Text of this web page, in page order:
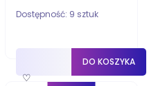
Dostępność: 9 sztuk
♡
DO KOSZYKA